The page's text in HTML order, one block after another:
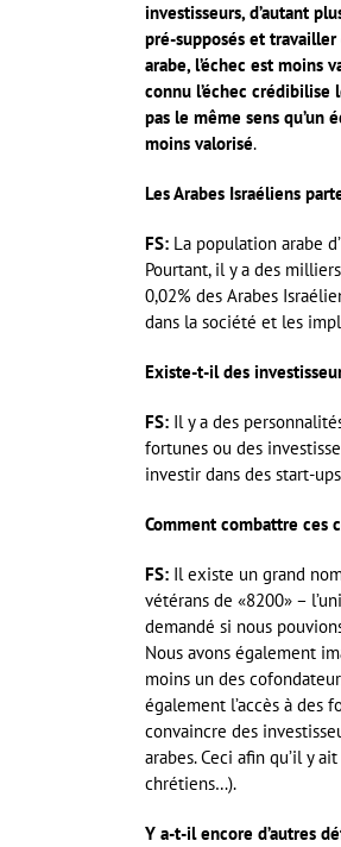
investisseurs, d’autant
pré-supposés et
arabe, l’échec est moins
connu l’échec crédibilise
pas le même sens qu’un
moins valorisé.
Les Arabes Israéliens
FS: La population arabe
Pourtant, il y a des
0,02% des Arabes
dans la société et les
Existe-t-il des
FS: Il y a des
fortunes ou des
investir dans des start-
Comment combattre ces
FS: Il existe un grand
vétérans de «8200» –
demandé si nous
Nous avons également
moins un des
également l’accès à des
convaincre des
arabes. Ceci afin qu’il y
chrétiens…).
Y a-t-il encore d’autres